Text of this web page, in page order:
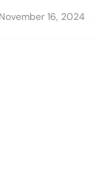
November 16, 2024